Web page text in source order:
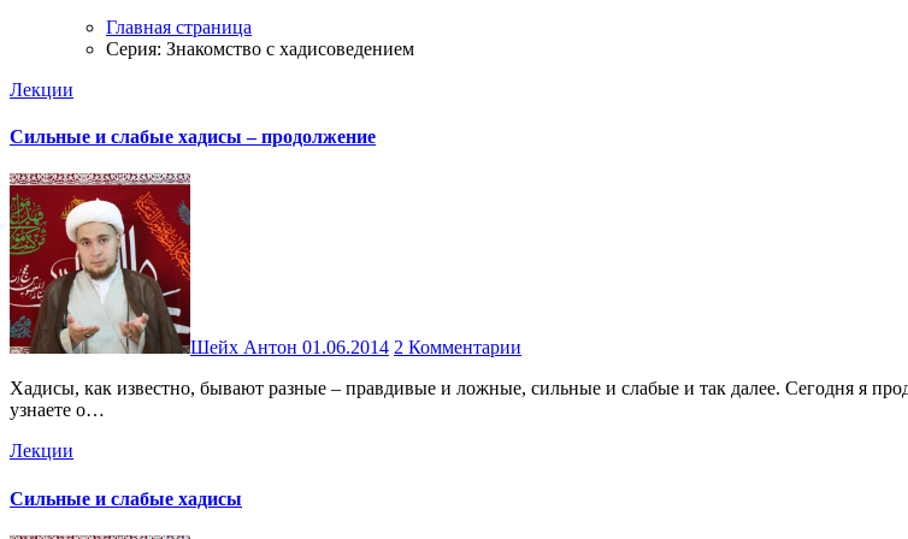
Главная страница
Серия: Знакомство с хадисоведением
Лекции
Сильные и слабые хадисы – продолжение
Шейх Антон 01.06.2014 2 Комментарии
Хадисы, как известно, бывают разные – правдивые и ложные, сильные и слабые и так далее. Сегодня я продолжаю раскрывать тему достоверности и принятия хадисов. Из этой лекции вы
узнаете о…
Лекции
Сильные и слабые хадисы